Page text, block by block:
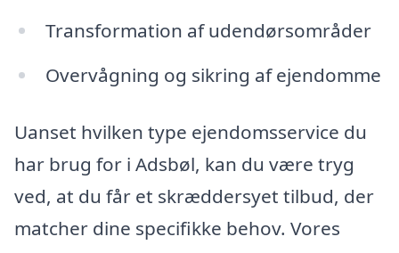
Transformation af udendørsområder
Overvågning og sikring af ejendomme
Uanset hvilken type ejendomsservice du
har brug for i Adsbøl, kan du være tryg
ved, at du får et skræddersyet tilbud, der
matcher dine specifikke behov. Vores